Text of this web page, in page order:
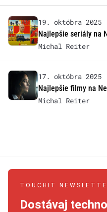
19. októbra 2025
Najlepšie seriály na
Michal Reiter
17. októbra 2025
Najlepšie filmy na
Michal Reiter
TOUCHIT
Dostávaj